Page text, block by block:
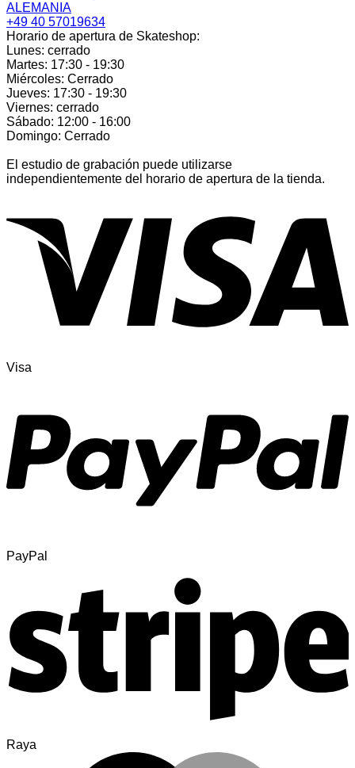
ALEMANIA
+49 40 57019634
Horario de apertura de Skateshop:
Lunes: cerrado
Martes: 17:30 - 19:30
Miércoles: Cerrado
Jueves: 17:30 - 19:30
Viernes: cerrado
Sábado: 12:00 - 16:00
Domingo: Cerrado
El estudio de grabación puede utilizarse
independientemente del horario de apertura de la tienda.
Visa
PayPal
Raya